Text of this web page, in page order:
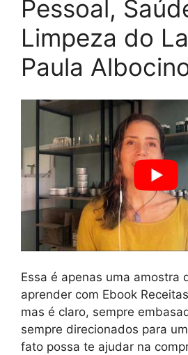
Pessoal,
Limpeza do
Paula
Essa é apenas uma amostra
aprender com Ebook
mas é claro, sempre
sempre direcionados para
fato possa te ajudar na